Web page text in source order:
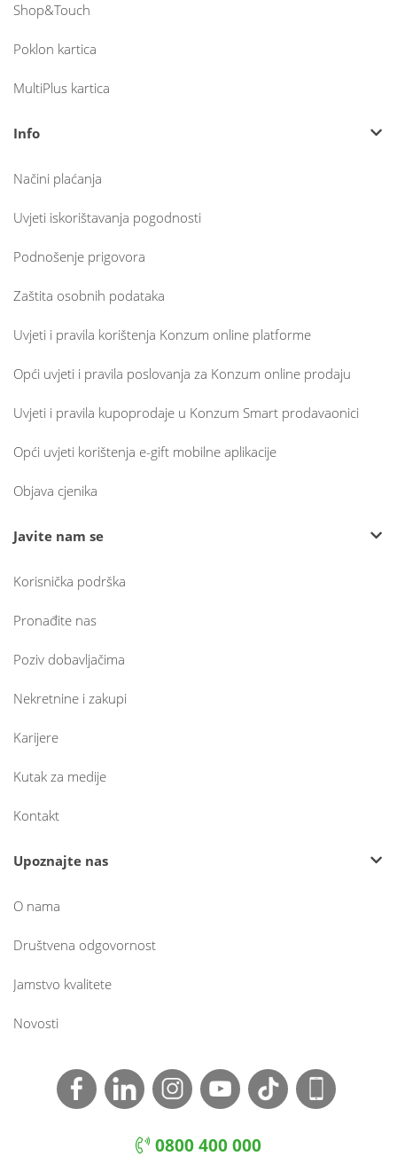
Shop&Touch
Poklon kartica
MultiPlus kartica
Info
Načini plaćanja
Uvjeti iskorištavanja pogodnosti
Podnošenje prigovora
Zaštita osobnih podataka
Uvjeti i pravila korištenja Konzum online platforme
Opći uvjeti i pravila poslovanja za Konzum online prodaju
Uvjeti i pravila kupoprodaje u Konzum Smart prodavaonici
Opći uvjeti korištenja e-gift mobilne aplikacije
Objava cjenika
Javite nam se
Korisnička podrška
Pronađite nas
Poziv dobavljačima
Nekretnine i zakupi
Karijere
Kutak za medije
Kontakt
Upoznajte nas
O nama
Društvena odgovornost
Jamstvo kvalitete
Novosti
0800 400 000